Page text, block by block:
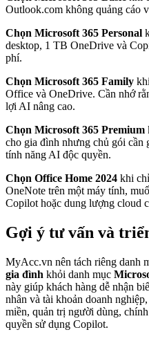
Outlook.com không quảng cáo
Chọn Microsoft 365 Personal
desktop, 1 TB OneDrive và
phí.
Chọn Microsoft 365 Family
Office và OneDrive. Cần nhớ
lợi AI nâng cao.
Chọn Microsoft 365 Premium
cho gia đình nhưng chủ gói cần
tính năng AI độc quyền.
Chọn Office Home 2024 khi
OneNote trên một máy tính,
Copilot hoặc dung lượng cloud
Gợi ý tư vấn và
MyAcc.vn nên tách riêng danh
gia đình khỏi danh mục
này giúp khách hàng dễ nhận
nhân và tài khoản doanh
miền, quản trị người dùng,
quyền sử dụng Copilot.